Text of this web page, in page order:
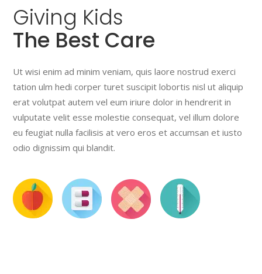
Giving Kids
The Best Care
Ut wisi enim ad minim veniam, quis laore nostrud exerci
tation ulm hedi corper turet suscipit lobortis nisl ut aliquip
erat volutpat autem vel eum iriure dolor in hendrerit in
vulputate velit esse molestie consequat, vel illum dolore
eu feugiat nulla facilisis at vero eros et accumsan et iusto
odio dignissim qui blandit.